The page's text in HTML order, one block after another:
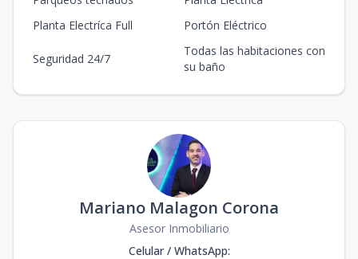
Planta Electríca Full
Portón Eléctrico
Seguridad 24/7
Todas las habitaciones con
su baño
Mariano Malagon Corona
Asesor Inmobiliario
Celular / WhatsApp: